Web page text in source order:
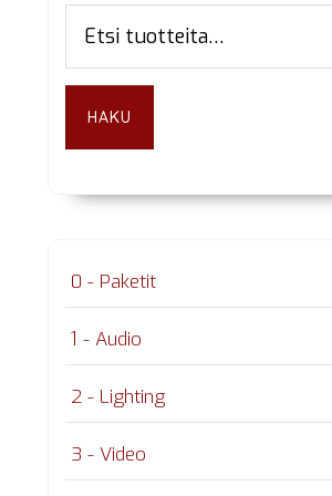
sivupalkki
HAKU
0 - Paketit
1 - Audio
2 - Lighting
3 - Video